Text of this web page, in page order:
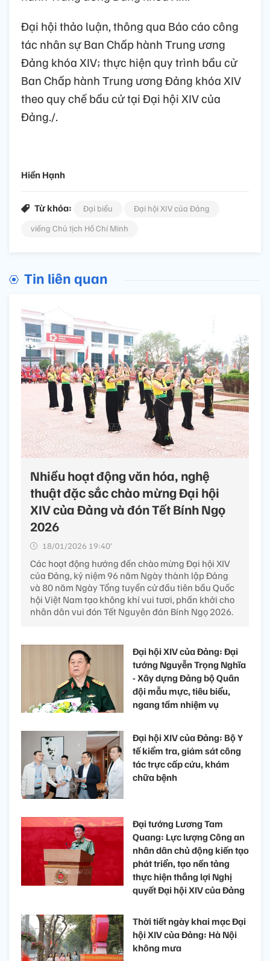
Đại hội thảo luận, thông qua Báo cáo công
tác nhân sự Ban Chấp hành Trung ương
Đảng khóa XIV; thực hiện quy trình bầu cử
Ban Chấp hành Trung ương Đảng khóa XIV
theo quy chế bầu cử tại Đại hội XIV của
Đảng./.
Hiền Hạnh
Từ khóa: Đại biểu
Đại hội XIV của Đảng
viếng Chủ tịch Hồ Chí Minh
Tin liên quan
Nhiều hoạt động văn hóa, nghệ
thuật đặc sắc chào mừng Đại hội
XIV của Đảng và đón Tết Bính Ngọ
2026
18/01/2026 19:40’
Các hoạt động hướng đến chào mừng Đại hội XIV
của Đảng, kỷ niệm 96 năm Ngày thành lập Đảng
và 80 năm Ngày Tổng tuyển cử đầu tiên bầu Quốc
hội Việt Nam tạo không khí vui tươi, phấn khởi cho
nhân dân vui đón Tết Nguyên đán Bính Ngọ 2026.
Đại hội XIV của Đảng: Đại
tướng Nguyễn Trọng Nghĩa
- Xây dựng Đảng bộ Quân
đội mẫu mực, tiêu biểu,
ngang tầm nhiệm vụ
Đại hội XIV của Đảng: Bộ Y
tế kiểm tra, giám sát công
tác trực cấp cứu, khám
chữa bệnh
Đại tướng Lương Tam
Quang: Lực lượng Công an
nhân dân chủ động kiến tạo
phát triển, tạo nền tảng
thực hiện thắng lợi Nghị
quyết Đại hội XIV của Đảng
Thời tiết ngày khai mạc Đại
hội XIV của Đảng: Hà Nội
không mưa